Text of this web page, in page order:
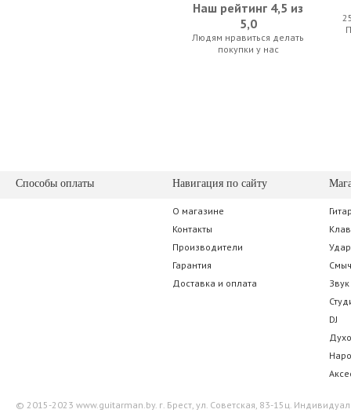
Alto ZMX164FX USB AKG
3 395.00 р.
Наш рейтинг 4,5 из
5,0
Людям нравиться делать
покупки у нас
Способы оплаты Навигация по сайту
О магазине
Контакты
Производители
Гарантия
Доставка и оплата
Звук
DJ
© 2015-2023 www.guitarman.by. г. Брест, ул. Советская, 83-15ц.